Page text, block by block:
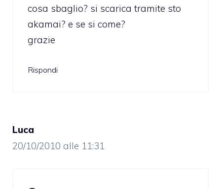
cosa sbaglio? si scarica tramite sto
akamai? e se si come?
grazie
Rispondi
Luca
20/10/2010 alle 11:31